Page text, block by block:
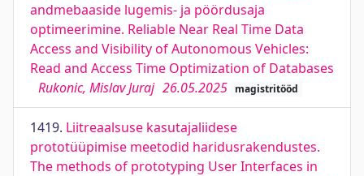
andmebaaside lugemis- ja pöördusaja
optimeerimine. Reliable Near Real Time Data
Access and Visibility of Autonomous Vehicles:
Read and Access Time Optimization of Databases
Rukonic, Mislav Juraj 26.05.2025 magistritööd
1419. Liitreaalsuse kasutajaliidese
prototüüpimise meetodid haridusrakendustes.
The methods of prototyping User Interfaces in